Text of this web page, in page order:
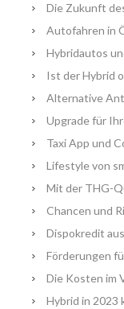
Die Zukunft
Autofahren in
Hybridautos
Ist der Hybrid
Alternative
Upgrade für
Taxi App und
Lifestyle von
Mit der THG-
Chancen und
Dispokredit
Förderungen
Die Kosten im
Hybrid in 2023